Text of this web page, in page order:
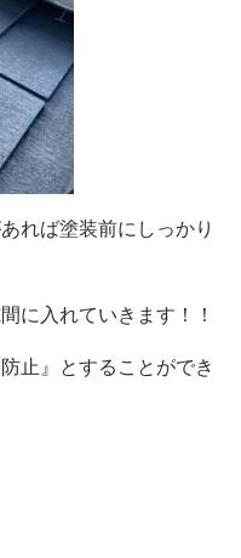
れば塗装前にしっかり
に入れていきます！！
止』とすることができ